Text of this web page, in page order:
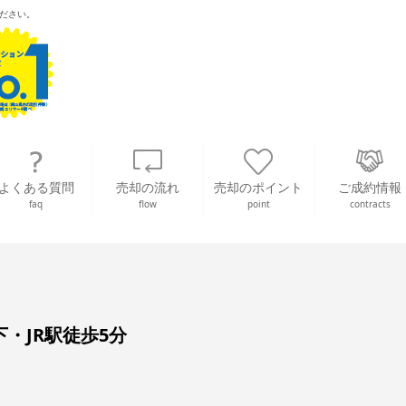
い。
くある質問
faq
売却の流れ
flow
売却のポイント
point
ご成約情報
contracts
JR駅徒歩5分